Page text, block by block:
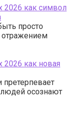
2026 как символ
просто
отражением
2026 как новая
осознают